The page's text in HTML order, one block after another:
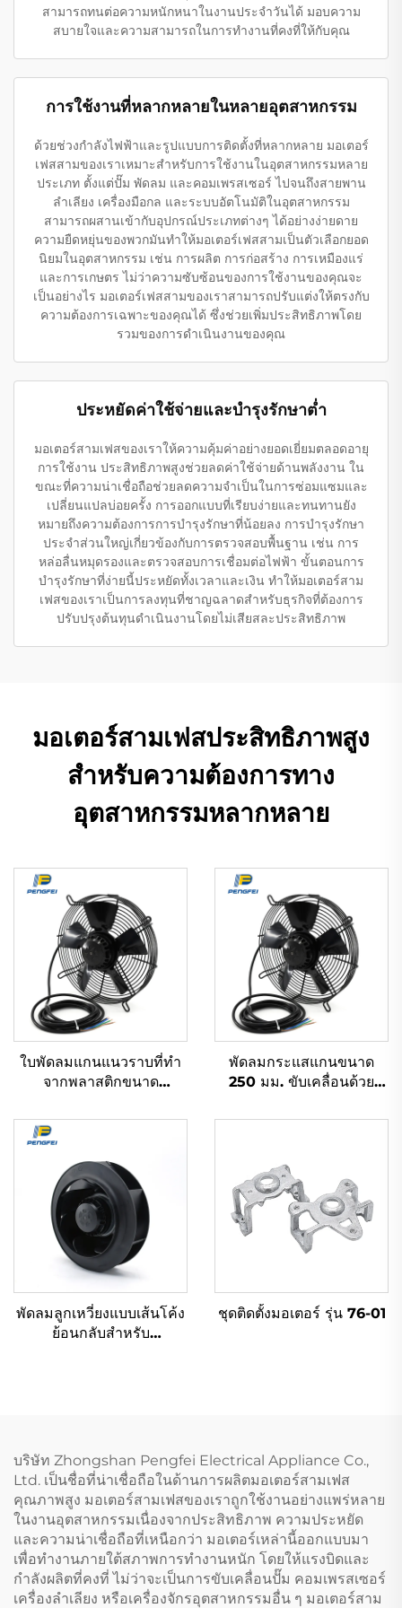
สามารถทนต่อความหนักหนาในงานประจำวันได้ มอบความ
สบายใจและความสามารถในการทำงานที่คงที่ให้กับคุณ
การใช้งานที่หลากหลายในหลายอุตสาหกรรม
ด้วยช่วงกำลังไฟฟ้าและรูปแบบการติดตั้งที่หลากหลาย มอเตอร์
เฟสสามของเราเหมาะสำหรับการใช้งานในอุตสาหกรรมหลาย
ประเภท ตั้งแต่ปั๊ม พัดลม และคอมเพรสเซอร์ ไปจนถึงสายพาน
ลำเลียง เครื่องมือกล และระบบอัตโนมัติในอุตสาหกรรม
สามารถผสานเข้ากับอุปกรณ์ประเภทต่างๆ ได้อย่างง่ายดาย
ความยืดหยุ่นของพวกมันทำให้มอเตอร์เฟสสามเป็นตัวเลือกยอด
นิยมในอุตสาหกรรม เช่น การผลิต การก่อสร้าง การเหมืองแร่
และการเกษตร ไม่ว่าความซับซ้อนของการใช้งานของคุณจะ
เป็นอย่างไร มอเตอร์เฟสสามของเราสามารถปรับแต่งให้ตรงกับ
ความต้องการเฉพาะของคุณได้ ซึ่งช่วยเพิ่มประสิทธิภาพโดย
รวมของการดำเนินงานของคุณ
ประหยัดค่าใช้จ่ายและบำรุงรักษาต่ำ
มอเตอร์สามเฟสของเราให้ความคุ้มค่าอย่างยอดเยี่ยมตลอดอายุ
การใช้งาน ประสิทธิภาพสูงช่วยลดค่าใช้จ่ายด้านพลังงาน ใน
ขณะที่ความน่าเชื่อถือช่วยลดความจำเป็นในการซ่อมแซมและ
เปลี่ยนแปลบ่อยครั้ง การออกแบบที่เรียบง่ายและทนทานยัง
หมายถึงความต้องการการบำรุงรักษาที่น้อยลง การบำรุงรักษา
ประจำส่วนใหญ่เกี่ยวข้องกับการตรวจสอบพื้นฐาน เช่น การ
หล่อลื่นหมุดรองและตรวจสอบการเชื่อมต่อไฟฟ้า ขั้นตอนการ
บำรุงรักษาที่ง่ายนี้ประหยัดทั้งเวลาและเงิน ทำให้มอเตอร์สาม
เฟสของเราเป็นการลงทุนที่ชาญฉลาดสำหรับธุรกิจที่ต้องการ
ปรับปรุงต้นทุนดำเนินงานโดยไม่เสียสละประสิทธิภาพ
มอเตอร์สามเฟสประสิทธิภาพสูง
สำหรับความต้องการทาง
อุตสาหกรรมหลากหลาย
ใบพัดลมแกนแนวราบที่ทำ
จากพลาสติกขนาด
AC EC DC ทนน้ำ ปริมาณ
อากาศสูง สำหรับ
อุตสาหกรรม ขนาด
300mm แรงดันไฟฟ้า
220v
พัดลมกระแสแกนขนาด
250 มม. ขับเคลื่อนด้วย
แบบ AC EC
พัดลมลูกเหวี่ยงแบบเส้นโค้ง
ย้อนกลับสำหรับ
ชุดติดตั้งมอเตอร์ รุ่น 76-01
บริษัท Zhongshan Pengfei Electrical Appliance Co.,
Ltd. เป็นชื่อที่น่าเชื่อถือในด้านการผลิตมอเตอร์สามเฟส
คุณภาพสูง มอเตอร์สามเฟสของเราถูกใช้งานอย่างแพร่หลาย
ในงานอุตสาหกรรมเนื่องจากประสิทธิภาพ ความประหยัด
และความน่าเชื่อถือที่เหนือกว่า มอเตอร์เหล่านี้ออกแบบมา
เพื่อทำงานภายใต้สภาพการทำงานหนัก โดยให้แรงบิดและ
กำลังผลิตที่คงที่ ไม่ว่าจะเป็นการขับเคลื่อนปั๊ม คอมเพรสเซอร์
เครื่องลำเลียง หรือเครื่องจักรอุตสาหกรรมอื่น ๆ มอเตอร์สาม